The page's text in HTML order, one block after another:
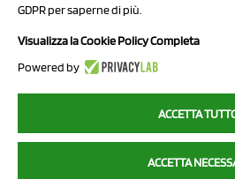
Via Prov.le Sassuolo
41057 Spilamberto
P.I/C.F.
REA: MO
GDPR per saperne di più.
Visualizza la Cookie Policy Completa
Powered by
ACCETTA
ACCETTA